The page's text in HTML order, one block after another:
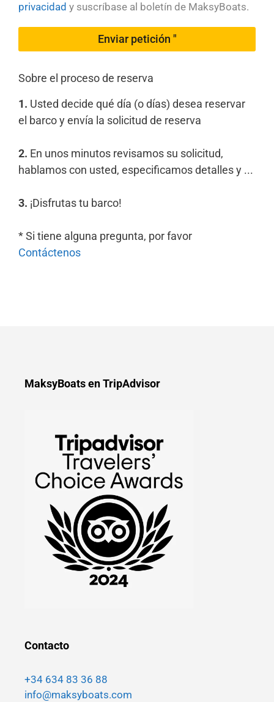
privacidad y suscríbase al boletín de MaksyBoats.
Enviar petición "
Sobre el proceso de reserva
1. Usted decide qué día (o días) desea reservar
el barco y envía la solicitud de reserva
2. En unos minutos revisamos su solicitud,
hablamos con usted, especificamos detalles y ...
3. ¡Disfrutas tu barco!
* Si tiene alguna pregunta, por favor
Contáctenos
MaksyBoats en TripAdvisor
Contacto
+34 634 83 36 88
info@maksyboats.com